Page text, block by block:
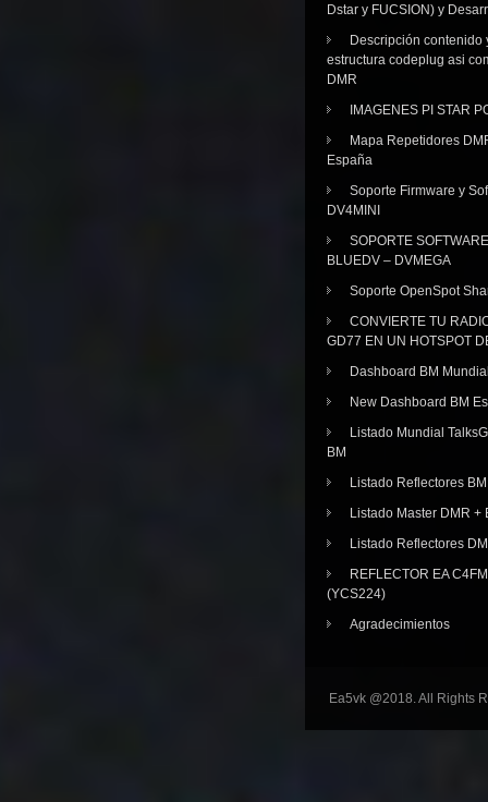
Dstar y FUCSION) y
Descripción contenido
estructura codeplug asi
DMR
IMAGENES PI STAR
Mapa Repetidores
España
Soporte Firmware y
DV4MINI
SOPORTE SOFTWARE
BLUEDV – DVMEGA
Soporte OpenSpot
CONVIERTE TU
GD77 EN UN HOTSPOT
Dashboard BM
New Dashboard BM
Listado Mundial
BM
Listado Reflectores BM
Listado Master DMR +
Listado Reflectores
REFLECTOR EA
(YCS224)
Agradecimientos
Ea5vk @2018. All Rights